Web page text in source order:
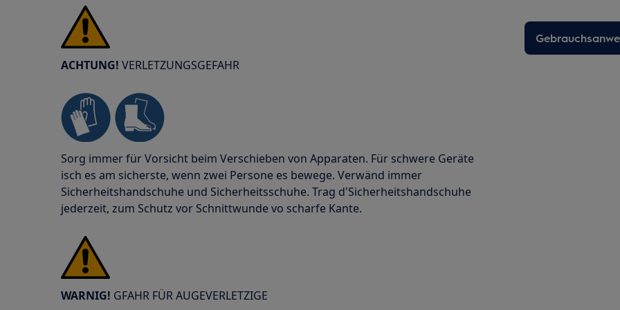
ACHTUNG! VERLETZUNGSGEFAHR
Sorg immer für Vorsicht beim Verschieben von Apparaten. Für schwere Geräte
isch es am sicherste, wenn zwei Persone es bewege. Verwänd immer
Sicherheitshandschuhe und Sicherheitsschuhe. Trag d'Sicherheitshandschuhe
jederzeit, zum Schutz vor Schnittwunde vo scharfe Kante.
WARNIG! GFAHR FÜR AUGEVERLETZIGE